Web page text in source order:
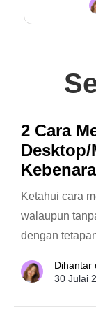
2 Cara
Ketahui cara
walaupun
dengan
Dihantar
30 Julai